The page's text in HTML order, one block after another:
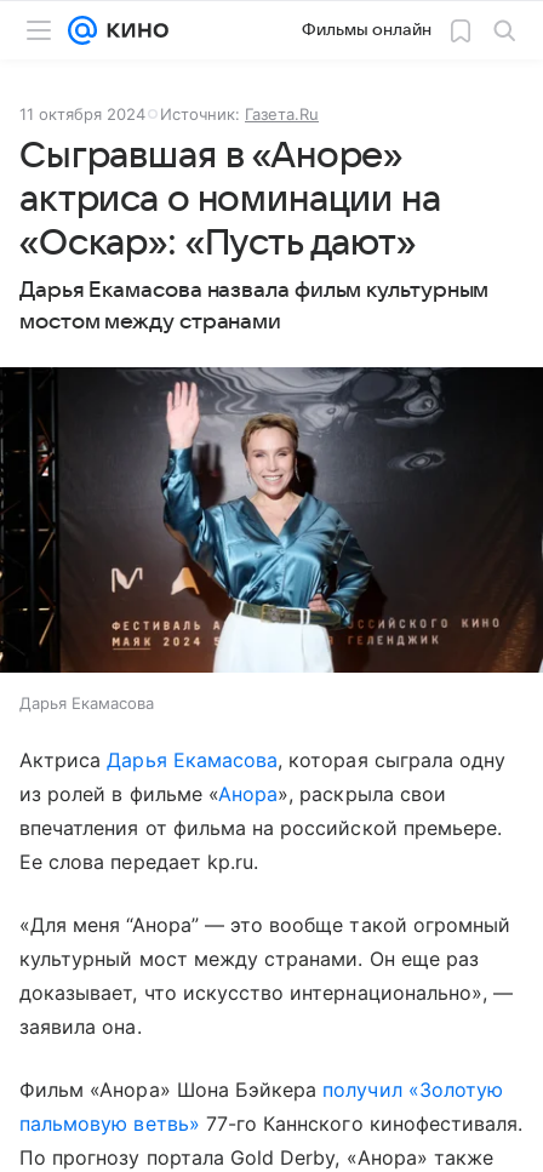
Фильмы онлайн
11 октября 2024 Источник: Газета.Ru
Сыгравшая в «Аноре»
актриса о номинации на
«Оскар»: «Пусть дают»
Дарья Екамасова назвала фильм культурным
мостом между странами
Дарья Екамасова
АктрисаДарья Екамасова, которая сыграла одну
из ролей в фильме «Анора», раскрыла свои
впечатления от фильма на российской премьере.
Ее слова передает kp.ru.
«Для меня “Анора” — это вообще такой огромный
культурный мост между странами. Он еще раз
доказывает, что искусство интернационально», —
заявила она.
Фильм «Анора» Шона Бэйкера получил «Золотую
пальмовую ветвь» 77-го Каннского кинофестиваля.
По прогнозу портала Gold Derby, «Анора» также